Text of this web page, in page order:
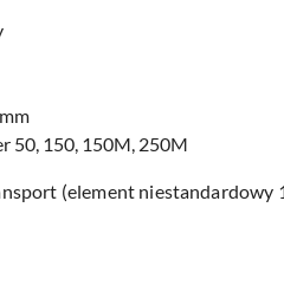
50, 150, 150M, 250M
(element niestandardowy